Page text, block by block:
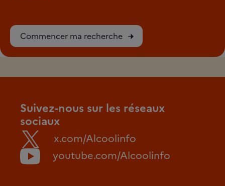
Commencer ma recherche
Suivez-nous sur les réseaux
sociaux
x.com/Alcoolinfo
youtube.com/Alcoolinfo